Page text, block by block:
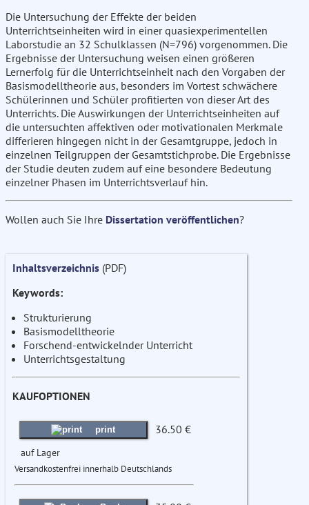
Die Untersuchung der Effekte der beiden
Unterrichtseinheiten wird in einer quasiexperimentellen
Laborstudie an 32 Schulklassen (N=796) vorgenommen. Die
Ergebnisse der Untersuchung weisen einen größeren
Lernerfolg für die Unterrichtseinheit nach den Vorgaben der
Basismodelltheorie aus, besonders im Vortest schwächere
Schülerinnen und Schüler profitierten von dieser Art des
Unterrichts. Die Auswirkungen der Unterrichtseinheiten auf
die untersuchten affektiven oder motivationalen Merkmale
differieren hingegen nicht in der Gesamtgruppe, jedoch in
einzelnen Teilgruppen der Gesamtstichprobe. Die Ergebnisse
der Studie deuten zudem auf eine besondere Bedeutung
einzelner Phasen im Unterrichtsverlauf hin.
Wollen auch Sie Ihre Dissertation veröffentlichen?
Inhaltsverzeichnis (PDF)
Keywords:
Strukturierung
Basismodelltheorie
Forschend-entwickelnder Unterricht
Unterrichtsgestaltung
KAUFOPTIONEN
print 36.50 €
auf Lager
Versandkostenfrei innerhalb Deutschlands